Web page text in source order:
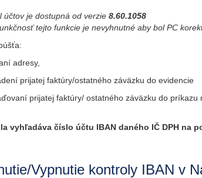
účtov je dostupná od verzie 8.60.1058
tejto funkcie je nevyhnutné aby bol PC
adresy,
prijatej faktúry/ostatného záväzku do evidencie
prijatej faktúry/ ostatného záväzku do príkazu
vyhľadáva číslo účtu IBAN daného IČ DPH na
Vypnutie kontroly IBAN v